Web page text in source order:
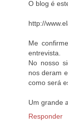
O blog é
http://
Me
entrevista.
No nosso
nos deram
como será
Um grande
Responder